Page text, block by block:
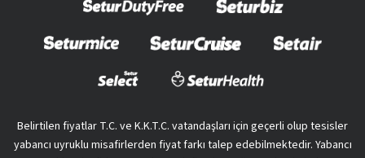
Belirtilen fiyatlar T.C. ve K.K.T.C. vatandaşları için geçerli olup tesisler
yabancı uyruklu misafirlerden fiyat farkı talep edebilmektedir. Yabancı